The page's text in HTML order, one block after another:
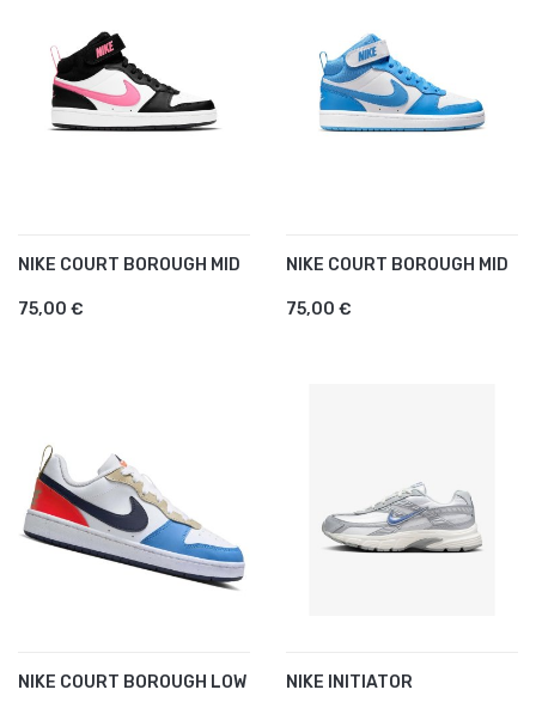
NIKE COURT BOROUGH MID
75,00 €
NIKE COURT BOROUGH MID
75,00 €
NIKE COURT BOROUGH LOW NIKE INITIATOR